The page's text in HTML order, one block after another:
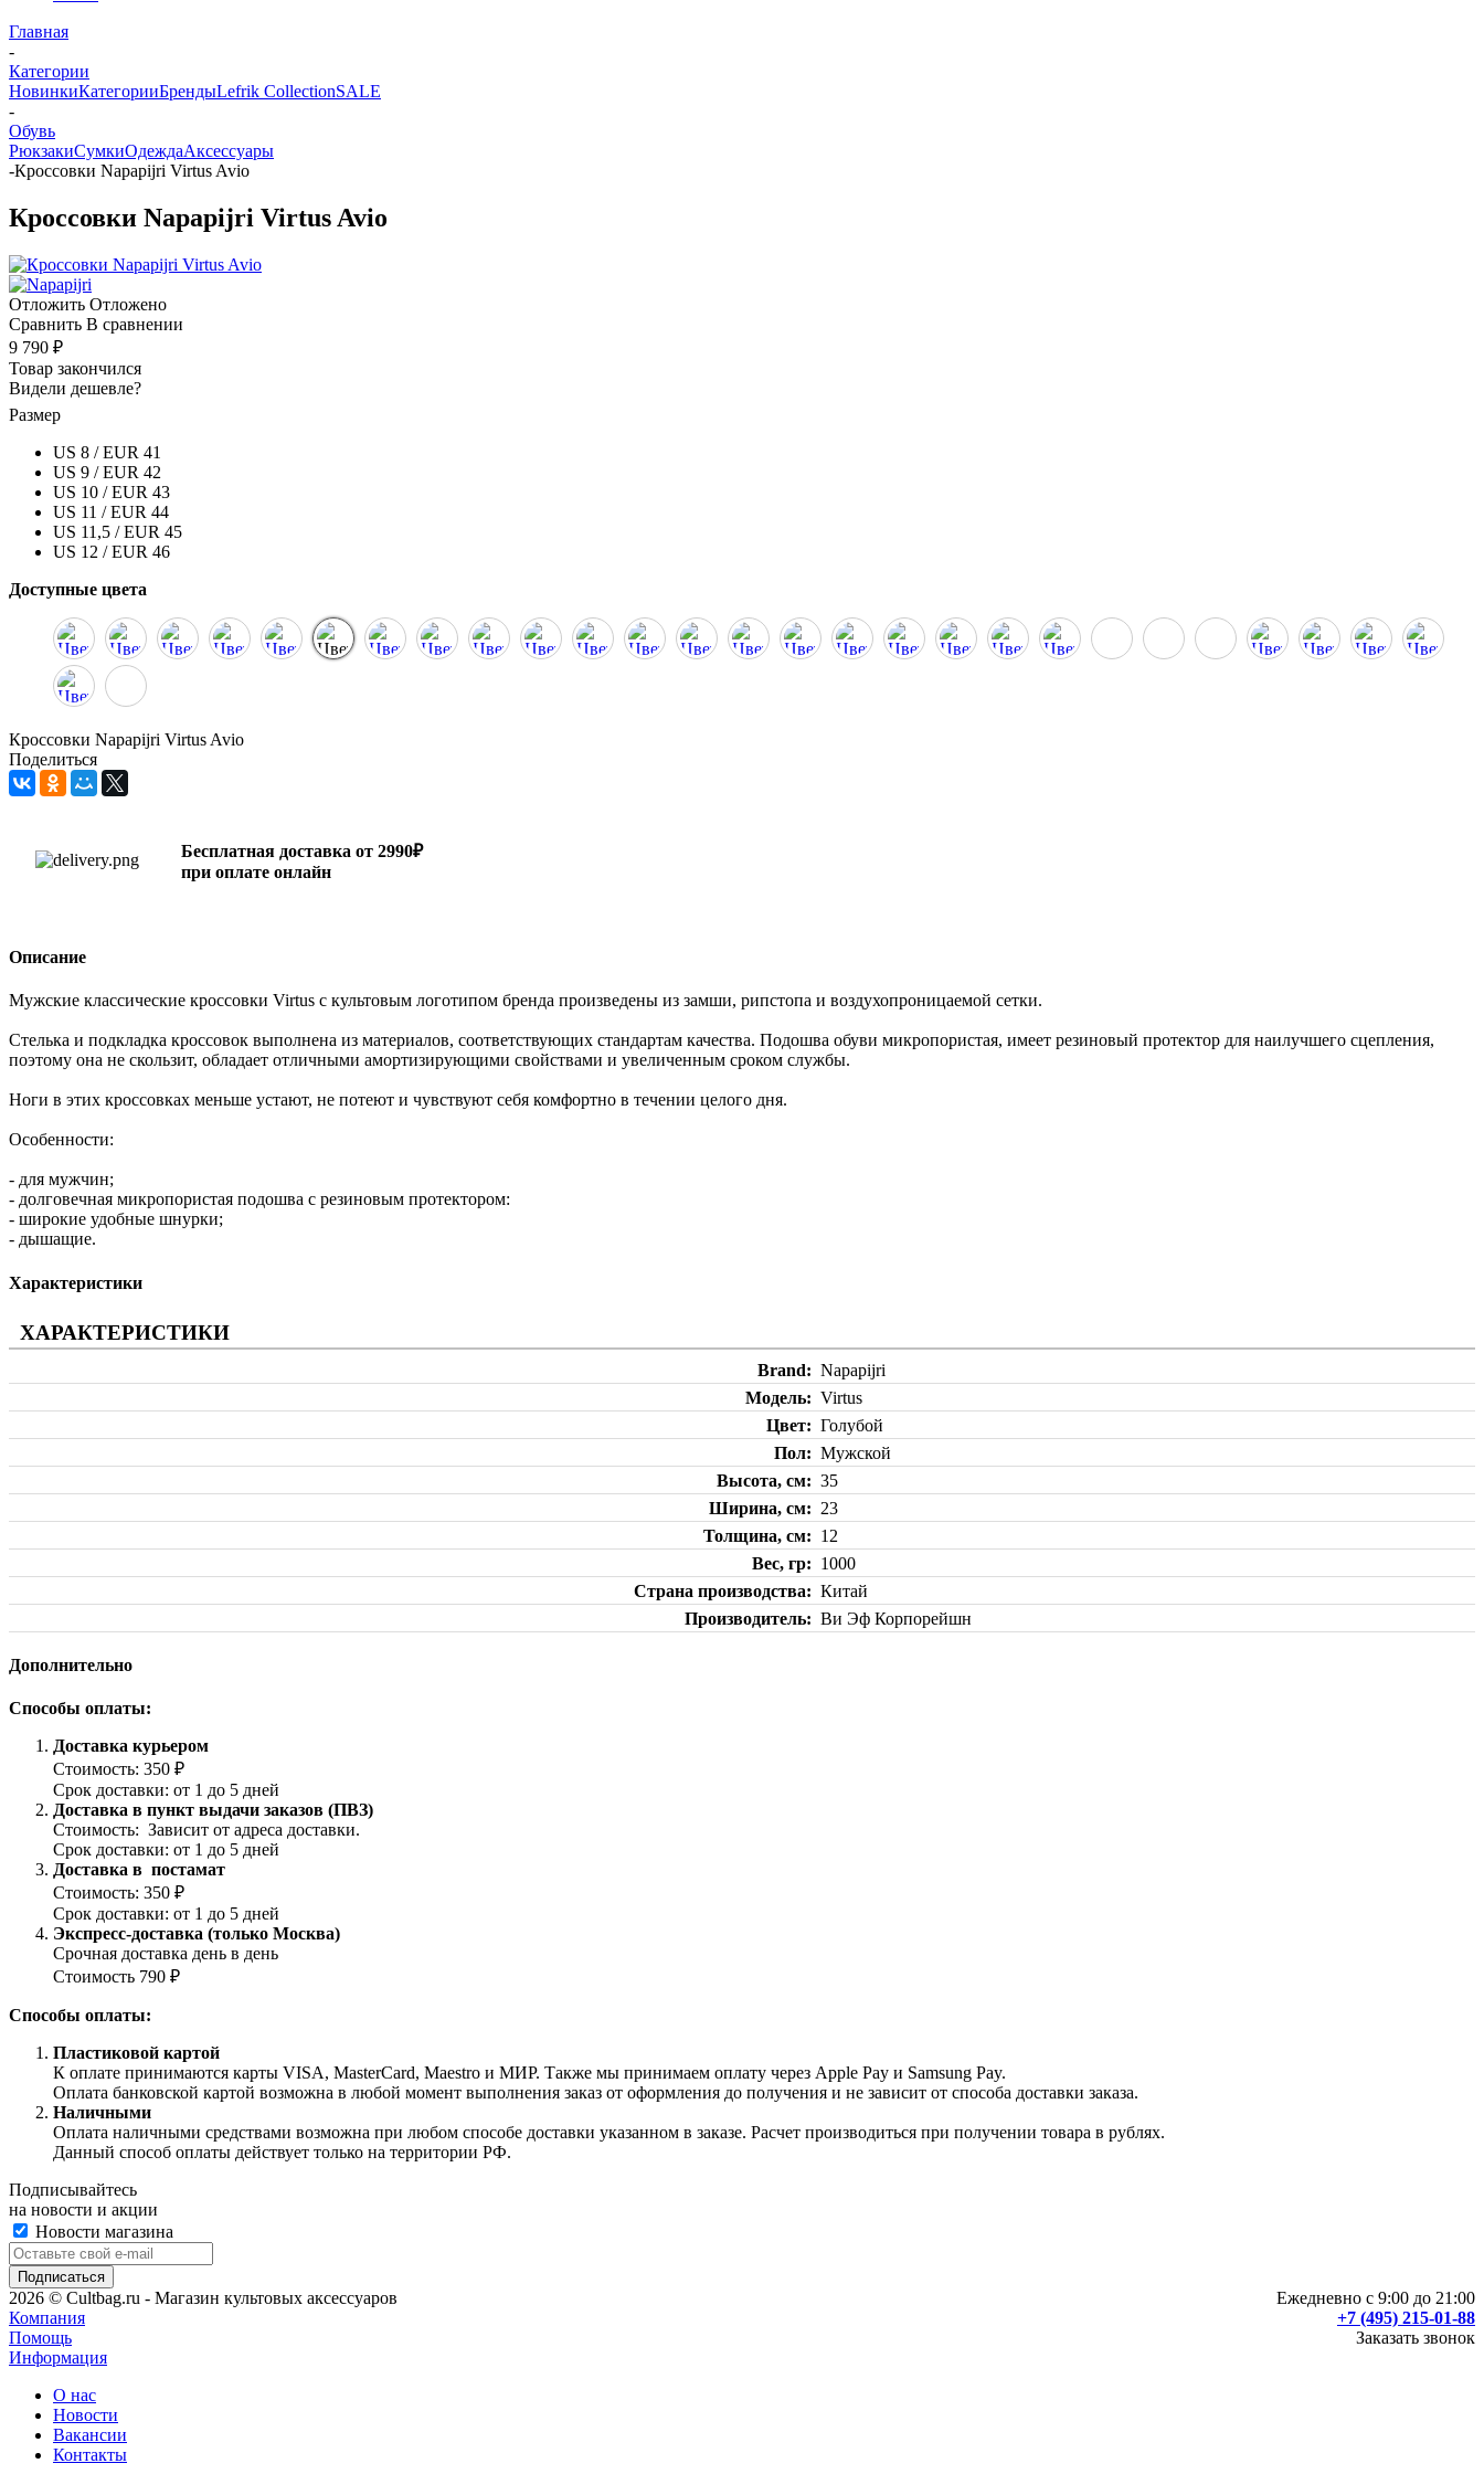
Главная
-
Категории
НовинкиКатегорииБрендыLefrik CollectionSALE
-
Обувь
РюкзакиСумкиОдеждаАксессуары
-Кроссовки Napapijri Virtus Avio
Кроссовки Napapijri Virtus Avio
Отложить Отложено
Сравнить В сравнении
9 790 ₽
Товар закончился
Видели дешевле?
Размер
US 8 / EUR 41
US 9 / EUR 42
US 10 / EUR 43
US 11 / EUR 44
US 11,5 / EUR 45
US 12 / EUR 46
Доступные цвета
Кроссовки Napapijri Virtus Avio
Поделиться
Бесплатная доставка от 2990₽
при оплате онлайн
Описание
Мужские классические кроссовки Virtus с культовым логотипом бренда произведены из замши, рипстопа и воздухопроницаемой сетки.
Стелька и подкладка кроссовок выполнена из материалов, соответствующих стандартам качества. Подошва обуви микропористая, имеет резиновый протектор для наилучшего сцепления,
поэтому она не скользит, обладает отличными амортизирующими свойствами и увеличенным сроком службы.
Ноги в этих кроссовках меньше устают, не потеют и чувствуют себя комфортно в течении целого дня.
Особенности:
- для мужчин;
- долговечная микропористая подошва с резиновым протектором:
- широкие удобные шнурки;
- дышащие.
Характеристики
ХАРАКТЕРИСТИКИ
Brand
Napapijri
Модель
Virtus
Цвет
Голубой
Пол
Мужской
Высота, см
35
Ширина, см
23
Толщина, см
12
Вес, гр
1000
Страна производства
Китай
Производитель
Ви Эф Корпорейшн
Дополнительно
Способы оплаты:
Доставка курьером
Стоимость: 350 ₽
Срок доставки: от 1 до 5 дней
Доставка в пункт выдачи заказов (ПВЗ)
Стоимость: Зависит от адреса доставки.
Срок доставки: от 1 до 5 дней
Доставка в постамат
Стоимость: 350 ₽
Срок доставки: от 1 до 5 дней
Экспресс-доставка (только Москва)
Срочная доставка день в день
Стоимость 790 ₽
Способы оплаты:
Пластиковой картой
К оплате принимаются карты VISA, MasterCard, Maestro и МИР. Также мы принимаем оплату через Apple Pay и Samsung Pay.
Оплата банковской картой возможна в любой момент выполнения заказ от оформления до получения и не зависит от способа доставки заказа.
Наличными
Оплата наличными средствами возможна при любом способе доставки указанном в заказе. Расчет производиться при получении товара в рублях.
Данный способ оплаты действует только на территории РФ.
Подписывайтесь
на новости и акции
Новости магазина
Ежедневно с 9:00 до 21:00
+7 (495) 215-01-88
Заказать звонок
2026 © Cultbag.ru - Магазин культовых аксессуаров
Компания
Помощь
Информация
О нас
Новости
Вакансии
Контакты